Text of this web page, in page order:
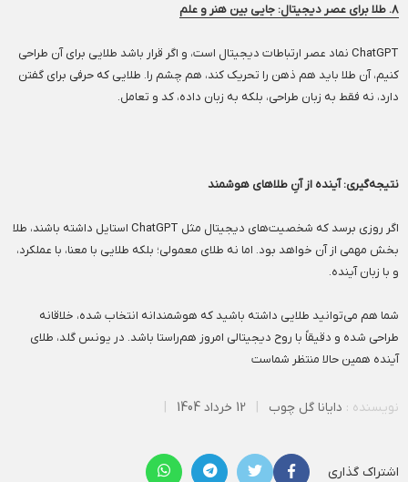
۸. طلا برای عصر دیجیتال: جایی بین هنر و علم
ChatGPT نماد عصر ارتباطات دیجیتال است، و اگر قرار باشد طلایی برای آن طراحی
کنیم، آن طلا باید هم ذهن را تحریک کند، هم چشم را. طلایی که حرفی برای گفتن
دارد، نه فقط به زبان طراحی، بلکه به زبان داده، کد و تعامل.
نتیجه‌گیری: آینده از آنِ طلاهای هوشمند
اگر روزی برسد که شخصیت‌های دیجیتال مثل ChatGPT استایل داشته باشند، طلا
بخش مهمی از آن خواهد بود. اما نه طلای معمولی؛ بلکه طلایی با معنا، با عملکرد،
و با زبان آینده.
شما هم می‌توانید طلایی داشته باشید که هوشمندانه انتخاب شده، خلاقانه
طراحی شده و دقیقاً با روح دیجیتالی امروز هم‌راستا باشد. در یونس گلد، طلای
آینده همین حالا منتظر شماست
نویسنده : دایانا گل چوب 12 خرداد 1404
اشتراک گذاری